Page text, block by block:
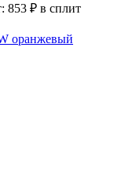
853 ₽ в сплит
оранжевый